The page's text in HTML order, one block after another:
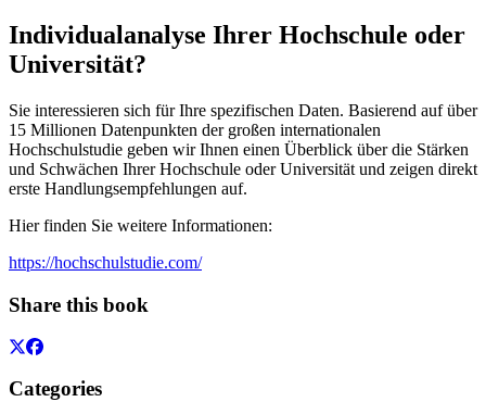
Individualanalyse Ihrer Hochschule oder
Universität?
Sie interessieren sich für Ihre spezifischen Daten. Basierend auf über
15 Millionen Datenpunkten der großen internationalen
Hochschulstudie geben wir Ihnen einen Überblick über die Stärken
und Schwächen Ihrer Hochschule oder Universität und zeigen direkt
erste Handlungsempfehlungen auf.
Hier finden Sie weitere Informationen:
https://hochschulstudie.com/
Share this book
Categories